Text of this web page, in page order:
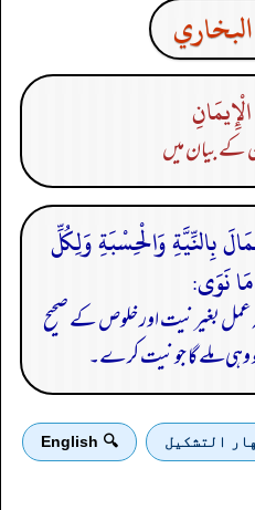
بیان میں
بِالنِّيَّةِ وَالْحِسْبَةِ وَلِكُلِّ
نَوَى:
بغیر نیت اور خلوص کے صحیح
وہی ملے گا جو نیت کرے۔
التشكيل 🔍 English